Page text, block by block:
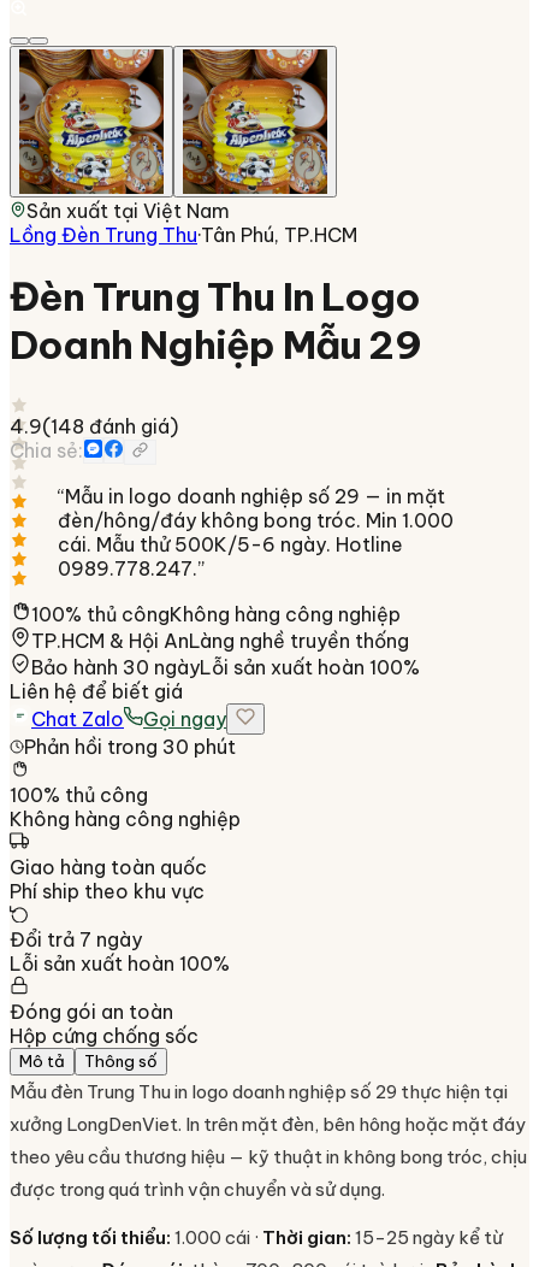
Sản xuất tại Việt Nam
Lồng Đèn Trung Thu·Tân Phú, TP.HCM
Đèn Trung Thu In Logo
Doanh Nghiệp Mẫu 29
4.9(148 đánh giá)
Chia sẻ:
“Mẫu in logo doanh nghiệp số 29 — in mặt
đèn/hông/đáy không bong tróc. Min 1.000
cái. Mẫu thử 500K/5-6 ngày. Hotline
0989.778.247.”
100% thủ côngKhông hàng công nghiệp
TP.HCM & Hội AnLàng nghề truyền thống
Bảo hành 30 ngàyLỗi sản xuất hoàn 100%
Liên hệ để biết giá
Chat Zalo
Gọi ngay
Phản hồi trong 30 phút
100% thủ công
Không hàng công nghiệp
Giao hàng toàn quốc
Phí ship theo khu vực
Đổi trả 7 ngày
Lỗi sản xuất hoàn 100%
Đóng gói an toàn
Hộp cứng chống sốc
Mô tả Thông số
Mẫu đèn Trung Thu in logo doanh nghiệp số 29 thực hiện tại
xưởng LongDenViet. In trên mặt đèn, bên hông hoặc mặt đáy
theo yêu cầu thương hiệu — kỹ thuật in không bong tróc, chịu
được trong quá trình vận chuyển và sử dụng.
Số lượng tối thiểu: 1.000 cái · Thời gian: 15-25 ngày kể từ